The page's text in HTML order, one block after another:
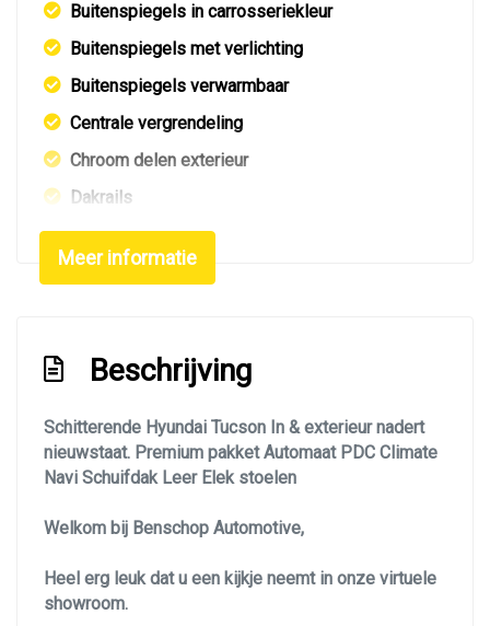
Buitenspiegels in carrosseriekleur
Buitenspiegels met verlichting
Buitenspiegels verwarmbaar
Centrale vergrendeling
Chroom delen exterieur
Dakrails
Dimlichten automatisch
Elektrisch bedienbare achterklep
Glazen schuifdak
Keyless entry
Koplampen adaptief
Led dagrijverlichting
Led koplampen
Led verlichting
Meer informatie
Beschrijving
Schitterende Hyundai Tucson In & exterieur nadert
nieuwstaat. Premium pakket Automaat PDC Climate
Navi Schuifdak Leer Elek stoelen
Welkom bij Benschop Automotive,
Heel erg leuk dat u een kijkje neemt in onze virtuele
showroom.